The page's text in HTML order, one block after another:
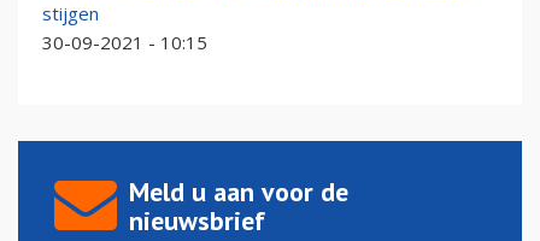
stijgen
30-09-2021 - 10:15
Meld u aan voor de
nieuwsbrief